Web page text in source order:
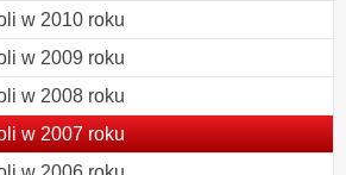
w 2010 roku
w 2009 roku
w 2008 roku
w 2007 roku